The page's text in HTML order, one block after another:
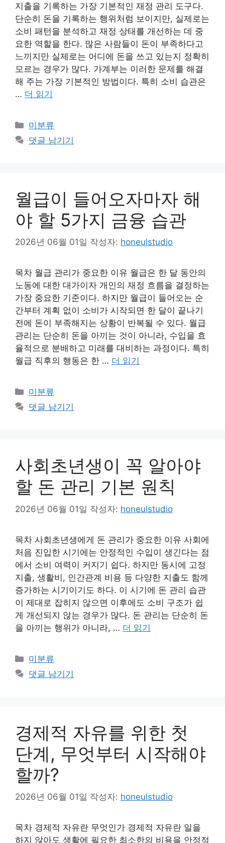
지출을 기록하는 가장 기본적인 재정 관리 도구다.
단순히 돈을 기록하는 행위처럼 보이지만, 실제로는
소비 패턴을 분석하고 재정 상태를 개선하는 데 중
요한 역할을 한다. 많은 사람들이 돈이 부족하다고
느끼지만 실제로는 어디에 돈을 쓰고 있는지 정확히
모르는 경우가 많다. 가계부는 이러한 문제를 해결
해 주는 가장 기본적인 방법이다. 특히 소비 습관은
… 더 읽기
카
테
고
미분류
댓글 남기기
월급이 들어오자마자 해
야 할 5가지 금융 습관
2026년 06월 01일 작성자: honeulstudio
목차 월급 관리가 중요한 이유 월급은 한 달 동안의
노동에 대한 대가이자 개인의 재정 흐름을 결정하는
가장 중요한 기준이다. 하지만 월급이 들어오는 순
간부터 계획 없이 소비가 시작되면 한 달이 끝나기
전에 돈이 부족해지는 상황이 반복될 수 있다. 월급
관리는 단순히 돈을 아끼는 것이 아니라, 수입을 효
율적으로 분배하고 미래를 대비하는 과정이다. 특히
월급 직후의 행동은 한 … 더 읽기
카
테
미분류
댓글 남기기
사회초년생이 꼭 알아야
할 돈 관리 기본 원칙
2026년 06월 01일 작성자: honeulstudio
목차 사회초년생에게 돈 관리가 중요한 이유 사회에
처음 진입한 시기에는 안정적인 수입이 생긴다는 점
에서 소비 여력이 커지기 쉽다. 하지만 동시에 고정
지출, 생활비, 인간관계 비용 등 다양한 지출도 함께
증가하는 시기이기도 하다. 이 시기에 돈 관리 습관
이 제대로 잡히지 않으면 이후에도 소비 구조가 쉽
게 개선되지 않는 경우가 많다. 돈 관리는 단순히 돈
을 아끼는 행위가 아니라, … 더 읽기
카
테
고
미분류
댓글 남기기
경제적 자유를 위한 첫
단계, 무엇부터 시작해야
할까?
2026년 06월 01일 작성자: honeulstudio
목차 경제적 자유란 무엇인가 경제적 자유란 일을
하지 않아도 생활에 필요한 최소한의 비용을 안정적